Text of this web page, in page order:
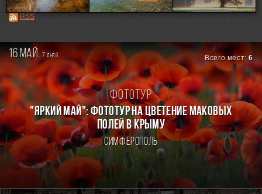
RSS
16 май. 7дней Всего мест:6
Фототур
"ЯРКИЙ МАЙ": ФОТОТУР НА ЦВЕТЕНИЕ МАКОВЫХ
ПОЛЕЙ В КРЫМУ
Симферополь